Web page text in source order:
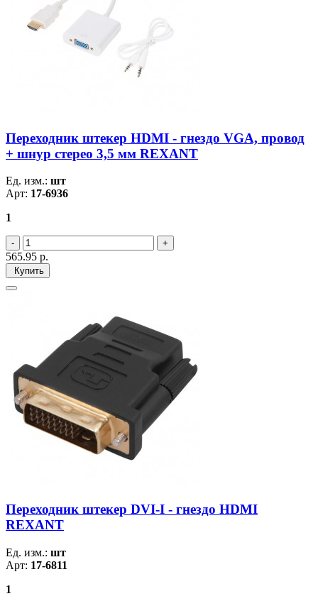
Переходник штекер HDMI - гнездо VGA, провод
+ шнур стерео 3,5 мм REXANT
Ед. изм.: шт
Арт: 17-6936
1
565.95 р.
Купить
Переходник штекер DVI-I - гнездо HDMI
REXANT
Ед. изм.: шт
Арт: 17-6811
1